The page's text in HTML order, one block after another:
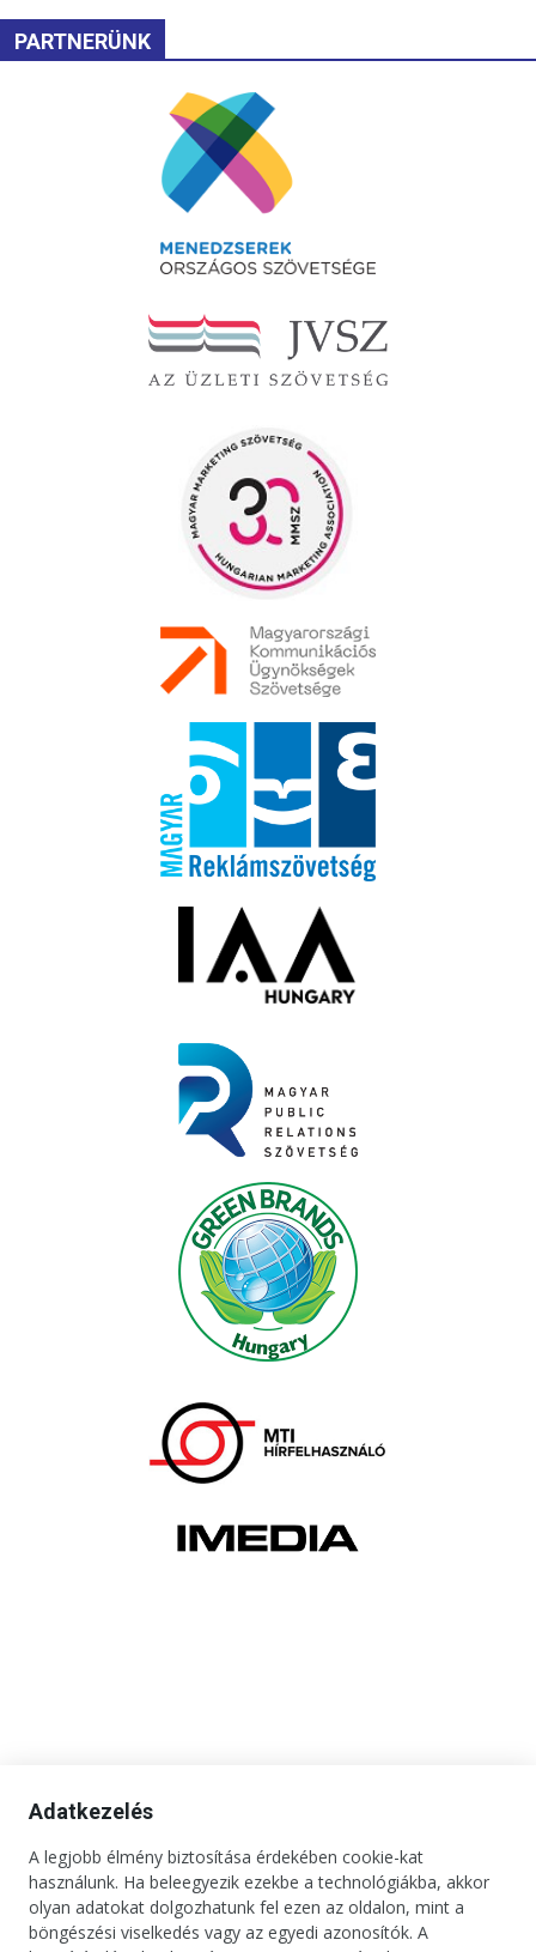
PARTNERÜNK
Adatkezelés
A legjobb élmény biztosítása érdekében cookie-kat
használunk. Ha beleegyezik ezekbe a technológiákba, akkor
olyan adatokat dolgozhatunk fel ezen az oldalon, mint a
böngészési viselkedés vagy az egyedi azonosítók. A